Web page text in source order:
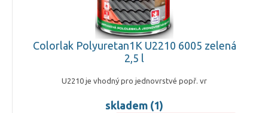
Colorlak Polyuretan1K U2210 6005 zelená
2,5 l
U2210 je vhodný pro jednovrstvé popř. vr
skladem (1)